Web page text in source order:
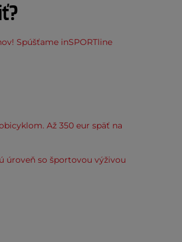
Spúšťame inSPORTline
Až 350 eur späť na
úroveň so športovou výživou